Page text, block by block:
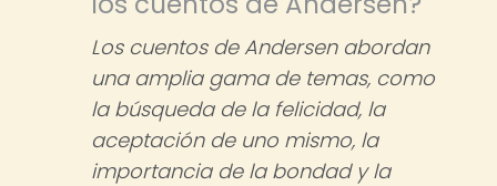
Los cuentos de Andersen abordan
una amplia gama de temas, como
la búsqueda de la felicidad, la
aceptación de uno mismo, la
importancia de la bondad y la